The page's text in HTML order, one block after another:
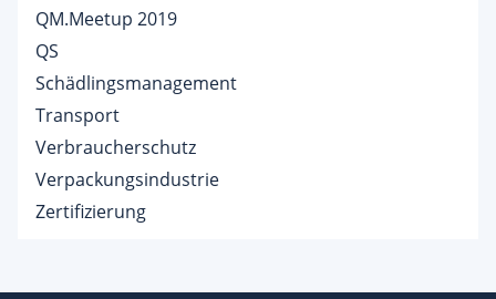
QM.Meetup 2019
QS
Schädlingsmanagement
Transport
Verbraucherschutz
Verpackungsindustrie
Zertifizierung